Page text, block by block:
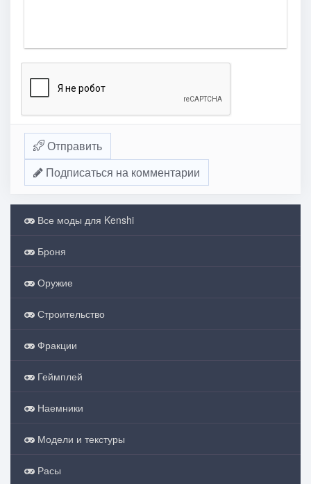
Отправить
Подписаться на комментарии
Все моды для Kenshi
Броня
Оружие
Строительство
Фракции
Геймплей
Наемники
Модели и текстуры
Расы